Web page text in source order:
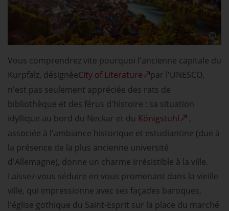
Vous comprendrez vite pourquoi l'ancienne capitale du
Kurpfalz, désignéeCity of Literature
par l'UNESCO,
n'est pas seulement appréciée des rats de
bibliothèque et des férus d'histoire : sa situation
idyllique au bord du Neckar et du Königstuhl
,
associée à l'ambiance historique et estudiantine (due à
la présence de la plus ancienne université
d'Allemagne), donne un charme irrésistible à la ville.
Laissez-vous séduire en vous promenant dans la vieille
ville, qui impressionne avec ses façades baroques,
l'église gothique du Saint-Esprit sur la place du marché